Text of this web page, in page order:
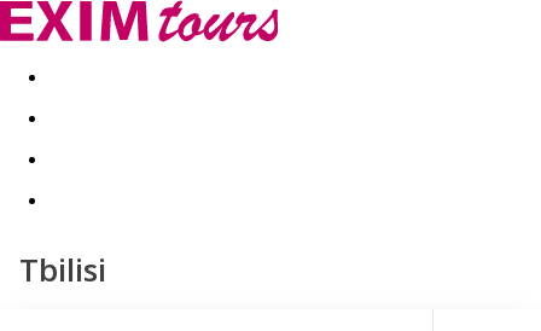
Akční nabídky Last minute
Tbilisi